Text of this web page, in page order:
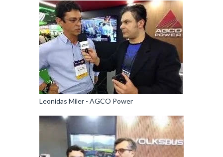
Leonidas Miler - AGCO Power